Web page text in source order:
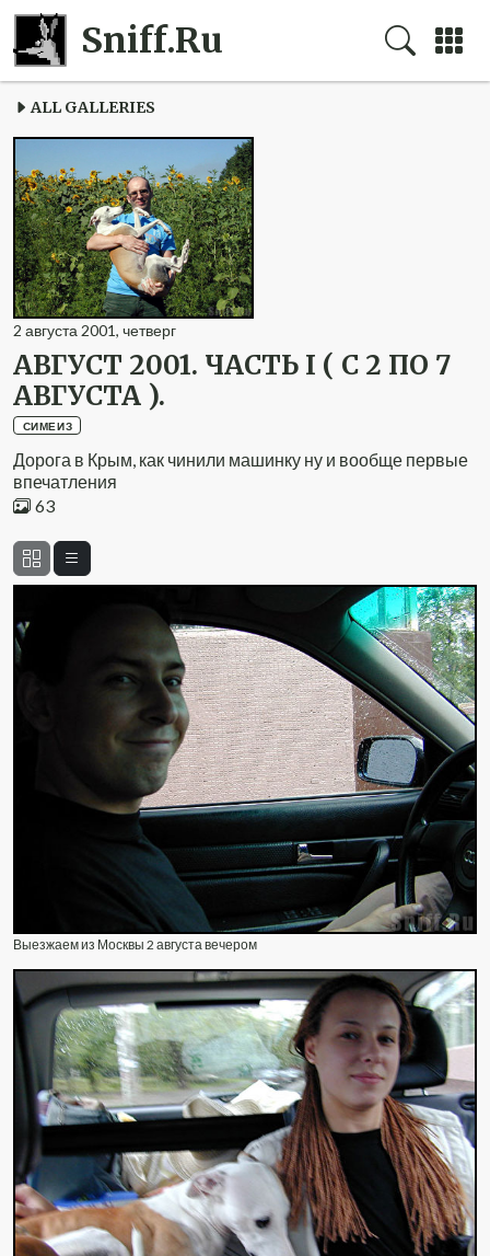
Sniff.Ru
ALL GALLERIES
2 августа 2001, четверг
АВГУСТ 2001. ЧАСТЬ I ( С 2 ПО 7
АВГУСТА ).
СИМЕИЗ
Дорога в Крым, как чинили машинку ну и вообще первые
впечатления
63
Выезжаем из Москвы 2 августа вечером